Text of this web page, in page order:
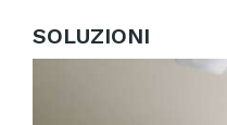
SOLUZIONI